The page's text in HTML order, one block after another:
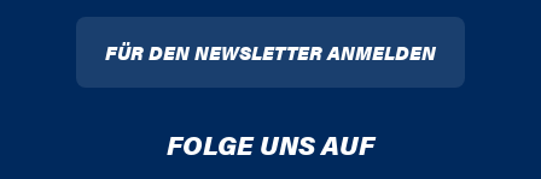
FÜR DEN NEWSLETTER ANMELDEN
FOLGE UNS AUF